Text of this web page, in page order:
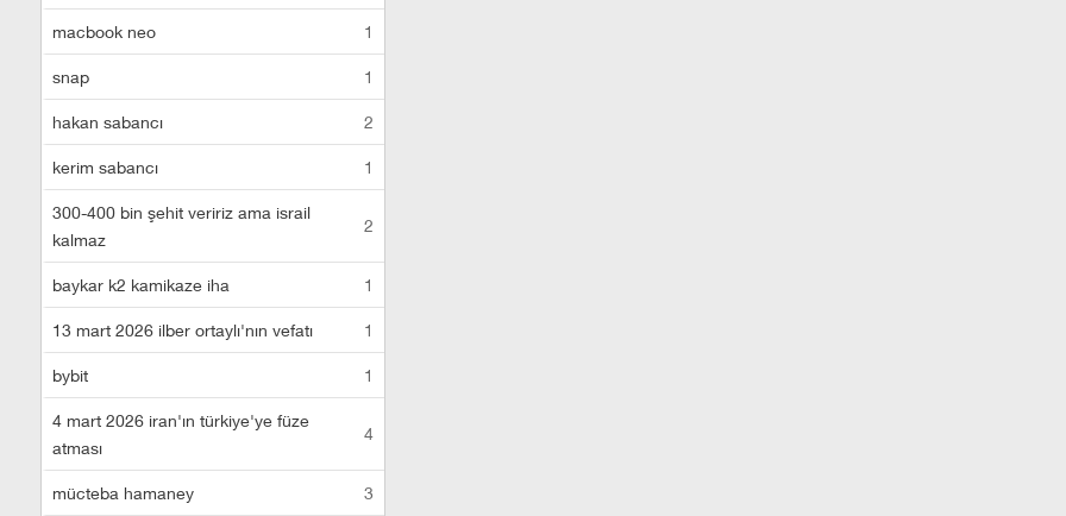
macbook neo 1
snap 1
hakan sabancı 2
kerim sabancı 1
300-400 bin şehit veririz ama israil
kalmaz
2
baykar k2 kamikaze iha 1
13 mart 2026 ilber ortaylı'nın vefatı 1
bybit 1
4 mart 2026 iran'ın türkiye'ye füze
atması
4
mücteba hamaney 3